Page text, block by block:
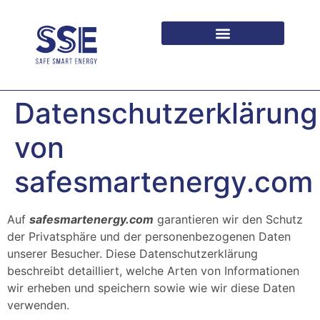
Datenschutzerklärung
von
safesmartenergy.com
Auf safesmartenergy.com garantieren wir den Schutz
der Privatsphäre und der personenbezogenen Daten
unserer Besucher. Diese Datenschutzerklärung
beschreibt detailliert, welche Arten von Informationen
wir erheben und speichern sowie wie wir diese Daten
verwenden.